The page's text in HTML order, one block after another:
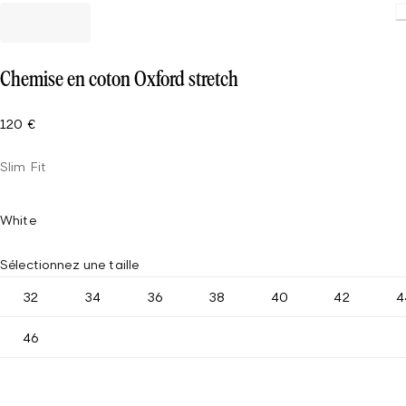
Chemise en coton Oxford stretch
120 €
Slim Fit
White
Sélectionnez une taille
32 34 36 38 40 42
46